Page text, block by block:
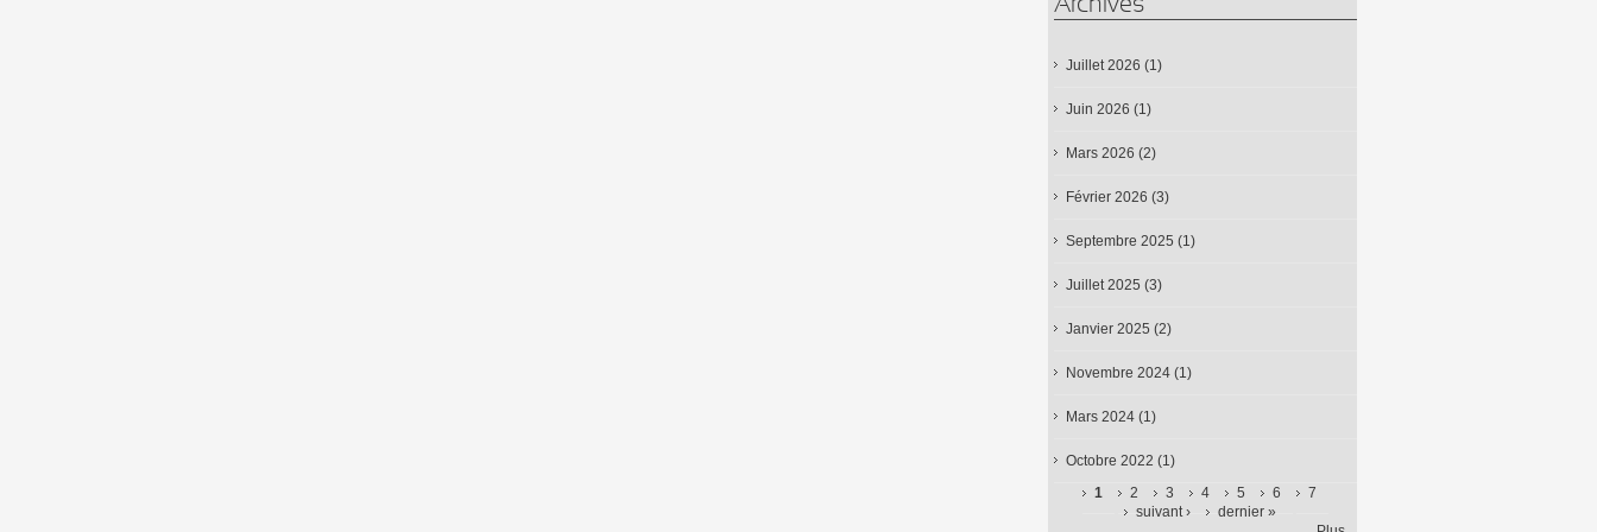
Archives
Juillet 2026 (1)
Juin 2026 (1)
Mars 2026 (2)
Février 2026 (3)
Septembre 2025 (1)
Juillet 2025 (3)
Janvier 2025 (2)
Novembre 2024 (1)
Mars 2024 (1)
Octobre 2022 (1)
1 2 3 4 5 6
7
suivant ›
dernier »